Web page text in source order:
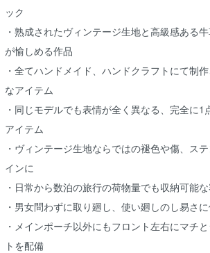
ック
・熟成されたヴィンテージ生地と高級感ある
が愉しめる作品
・全てハンドメイド、ハンドクラフトにて制
なアイテム
・同じモデルでも表情が全く異なる、完全に1
アイテム
・ヴィンテージ生地ならではの褪色や傷、ス
インに
・日常から数泊の旅行の荷物量でも収納可能
・男女問わずに取り廻し、使い廻しのし易さ
・メインポーチ以外にもフロント左右にマチ
トを配備